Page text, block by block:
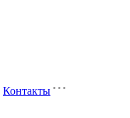
Контакты